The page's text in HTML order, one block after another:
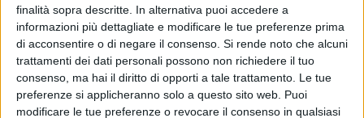
finalità sopra descritte. In alternativa puoi accedere a
informazioni più dettagliate e modificare le tue preferenze prima
di acconsentire o di negare il consenso. Si rende noto che alcuni
trattamenti dei dati personali possono non richiedere il tuo
consenso, ma hai il diritto di opporti a tale trattamento. Le tue
preferenze si applicheranno solo a questo sito web. Puoi
modificare le tue preferenze o revocare il consenso in qualsiasi
mattina, ma ha acquisito i canoni dell'ufficialità poche ore
fa: in una nota ufficiale affidata all'Ansa,il responsabile
dell'area tecnica del Barletta Calcio Gennaro Delvecchio ha
rassegnato il suo addio al club di via Vittorio Veneto. Un
atto quasi inevitabile, seguito alla discussa decisione del
presidente biancorosso Perpignano di esonerare l'intero staff